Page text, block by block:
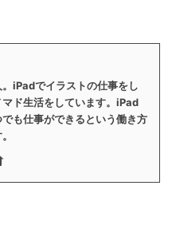
iPadでイラストの仕事をし
ド生活をしています。iPad
も仕事ができるという働き方